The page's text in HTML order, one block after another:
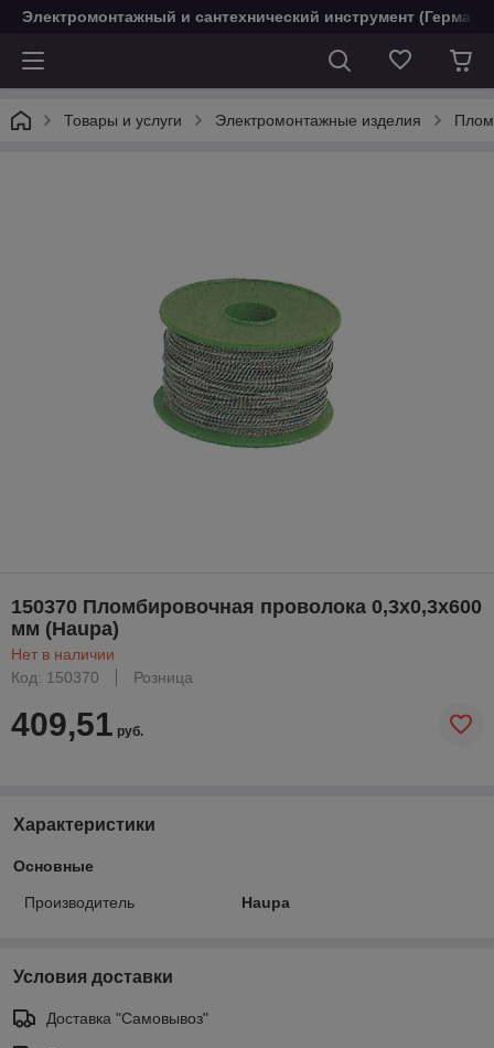
Электромонтажный и сантехнический инструмент
Товары и услуги Электромонтажные изделия
150370 Пломбировочная проволока 0,3x0,3x600
мм (Haupa)
Нет в наличии
Код: 150370
Розница
409,51 руб.
Характеристики
Основные
Производитель Haupa
Условия доставки
Доставка "Самовывоз"